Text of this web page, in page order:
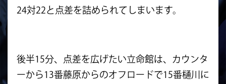
24対22と点差を詰められてしまいます。
後半15分、点差を広げたい立命館は、カウンタ
ーから13番藤原からのオフロードで15番樋川に